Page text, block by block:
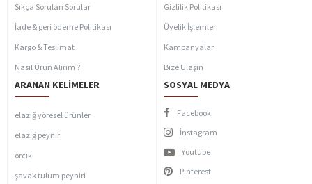
Sıkça Sorulan Sorular
İade & geri ödeme Politikası
Kargo & Teslimat
Nasıl Ürün Alırım ?
Gizlilik Politikası
Üyelik İşlemleri
Kampanyalar
Bize Ulaşın
ARANAN KELIMELER
elazığ yöresel ürünler
elazığ peynir
orcik
şavak tulum peyniri
SOSYAL MEDYA
Facebook
İnstagram
Youtube
Pinterest